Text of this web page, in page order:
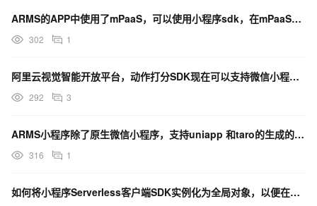
ARMS的APP中使用了mPaaS，可以使用小程序sdk，在mPaaS小程序中吗？
302 1
阿里云视觉智能开放平台，动作打分SDK现在可以支持微信小程序调用了吗？
292 3
ARMS小程序除了原生微信小程序，支持uniapp 和taro的生成的小程序接入吗？
316 1
如何将小程序Serverless客户端SDK实例化为全局对象，以便在其他文件中使用？